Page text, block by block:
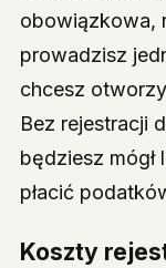
obowiązkowa,
prowadzisz
chcesz
Bez rejestracji
będziesz mógł
płacić
Koszty